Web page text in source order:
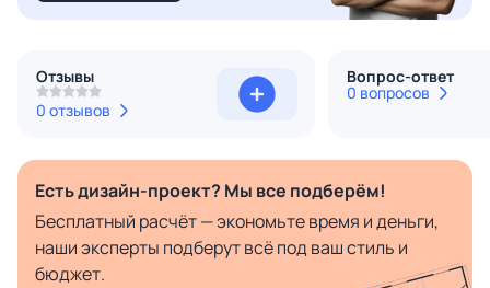
Отзывы
0 отзывов
Вопрос-ответ
0 вопросов
Есть дизайн-проект? Мы все подберём!
Бесплатный расчёт — экономьте время и деньги,
наши эксперты подберут всё под ваш стиль и
бюджет.